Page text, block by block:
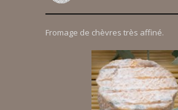
Fromage de chèvres très affiné.